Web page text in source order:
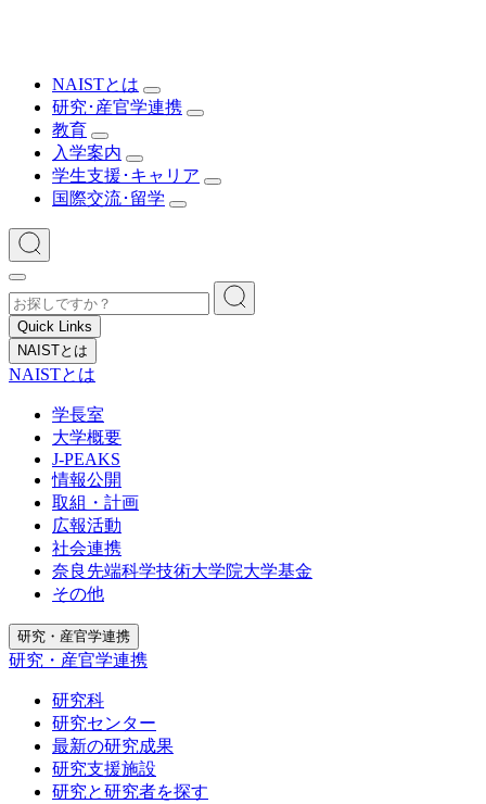
NAISTとは
研究･産官学連携
教育
入学案内
学生支援･キャリア
国際交流･留学
Quick Links
NAISTとは
NAISTとは
学長室
大学概要
J-PEAKS
情報公開
取組・計画
広報活動
社会連携
奈良先端科学技術大学院大学基金
その他
研究・産官学連携
研究・産官学連携
研究科
研究センター
最新の研究成果
研究支援施設
研究と研究者を探す